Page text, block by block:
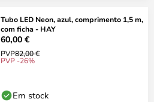
Tubo LED Neon, azul, comprimento 1,5 m,
com ficha - HAY
60,00 €
PVP82,00 €
PVP -26%
Em stock